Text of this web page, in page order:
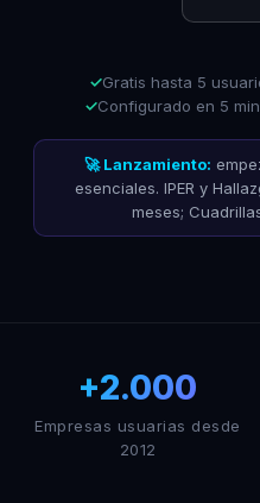
Gratis hasta 5
Configurado en 5
🚀 Lanzamiento:
esenciales. IPER y
meses;
+2.000
Empresas usuarias desde
2012